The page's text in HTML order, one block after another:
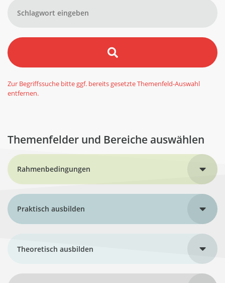
Zur Begriffssuche bitte ggf. bereits gesetzte Themenfeld-Auswahl
entfernen.
Themenfelder und Bereiche auswählen
Rahmenbedingungen
Praktisch ausbilden
Theoretisch ausbilden